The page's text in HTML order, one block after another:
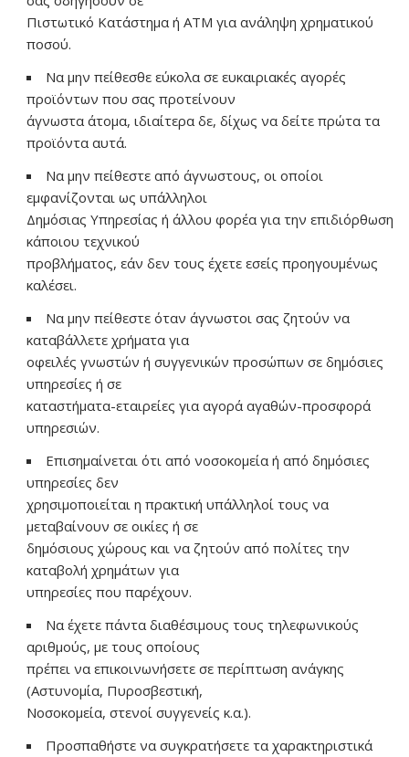
Πιστωτικό Κατάστημα ή ΑΤΜ για ανάληψη χρηματικού
ποσού.
Να μην πείθεσθε εύκολα σε ευκαιριακές αγορές
προϊόντων που σας προτείνουν
άγνωστα άτομα, ιδιαίτερα δε, δίχως να δείτε πρώτα τα
προϊόντα αυτά.
Να μην πείθεστε από άγνωστους, οι οποίοι
εμφανίζονται ως υπάλληλοι
Δημόσιας Υπηρεσίας ή άλλου φορέα για την επιδιόρθωση
κάποιου τεχνικού
προβλήματος, εάν δεν τους έχετε εσείς προηγουμένως
καλέσει.
Να μην πείθεστε όταν άγνωστοι σας ζητούν να
καταβάλλετε χρήματα για
οφειλές γνωστών ή συγγενικών προσώπων σε δημόσιες
υπηρεσίες ή σε
καταστήματα-εταιρείες για αγορά αγαθών-προσφορά
υπηρεσιών.
Επισημαίνεται ότι από νοσοκομεία ή από δημόσιες
υπηρεσίες δεν
χρησιμοποιείται η πρακτική υπάλληλοί τους να
μεταβαίνουν σε οικίες ή σε
δημόσιους χώρους και να ζητούν από πολίτες την
καταβολή χρημάτων για
υπηρεσίες που παρέχουν.
Να έχετε πάντα διαθέσιμους τους τηλεφωνικούς
αριθμούς, με τους οποίους
πρέπει να επικοινωνήσετε σε περίπτωση ανάγκης
(Αστυνομία, Πυροσβεστική,
Νοσοκομεία, στενοί συγγενείς κ.α.).
Προσπαθήστε να συγκρατήσετε τα χαρακτηριστικά